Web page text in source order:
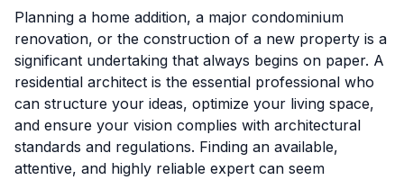
Planning a home addition, a major condominium
renovation, or the construction of a new property is a
significant undertaking that always begins on paper. A
residential architect is the essential professional who
can structure your ideas, optimize your living space,
and ensure your vision complies with architectural
standards and regulations. Finding an available,
attentive, and highly reliable expert can seem